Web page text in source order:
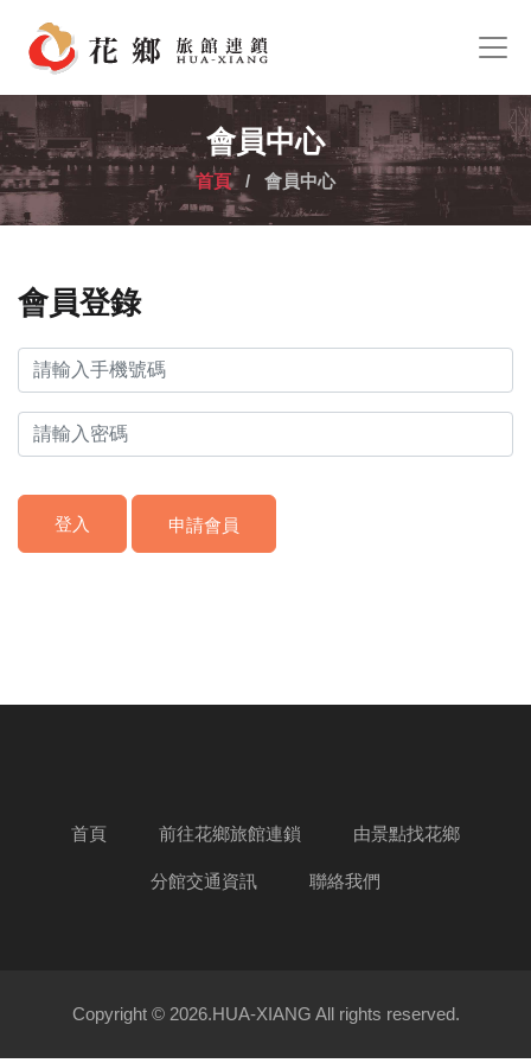
會員中心
首頁/ 會員中心
會員登錄
登入 申請會員
首頁 前往花鄉旅館連鎖 由景點找花鄉
分館交通資訊 聯絡我們
Copyright © 2026.HUA-XIANG All rights reserved.